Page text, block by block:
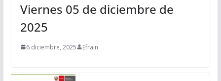
Viernes 05 de diciembre de
2025
6 diciembre, 2025 Efrain